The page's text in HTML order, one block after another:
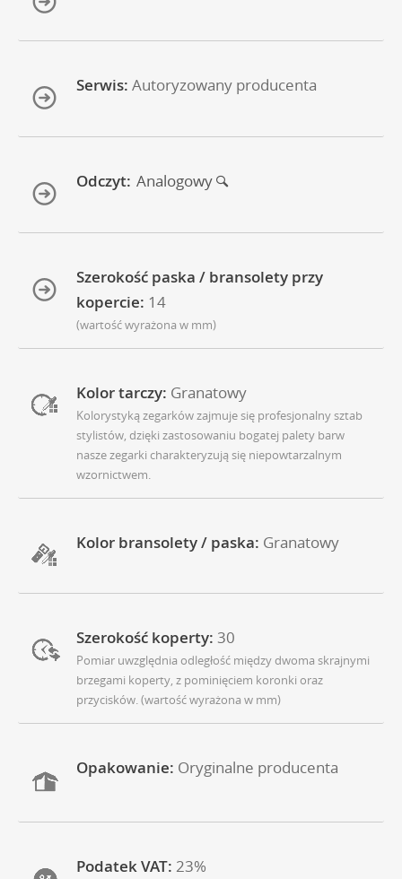
Serwis: Autoryzowany producenta
Odczyt: Analogowy
Szerokość paska / bransolety przy
kopercie: 14
(wartość wyrażona w mm)
Kolor tarczy: Granatowy
Kolorystyką zegarków zajmuje się profesjonalny sztab
stylistów, dzięki zastosowaniu bogatej palety barw
nasze zegarki charakteryzują się niepowtarzalnym
wzornictwem.
Kolor bransolety / paska: Granatowy
Szerokość koperty: 30
Pomiar uwzględnia odległość między dwoma skrajnymi
brzegami koperty, z pominięciem koronki oraz
przycisków. (wartość wyrażona w mm)
Opakowanie: Oryginalne producenta
Podatek VAT: 23%